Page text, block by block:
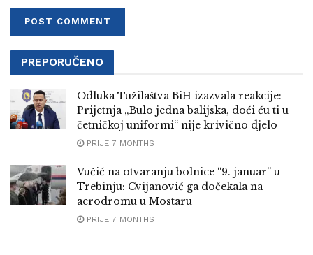
PREPORUČENO
Odluka Tužilaštva BiH izazvala reakcije:
Prijetnja „Bulo jedna balijska, doći ću ti u
četničkoj uniformi“ nije krivično djelo
PRIJE 7 MONTHS
Vučić na otvaranju bolnice “9. januar” u
Trebinju: Cvijanović ga dočekala na
aerodromu u Mostaru
PRIJE 7 MONTHS